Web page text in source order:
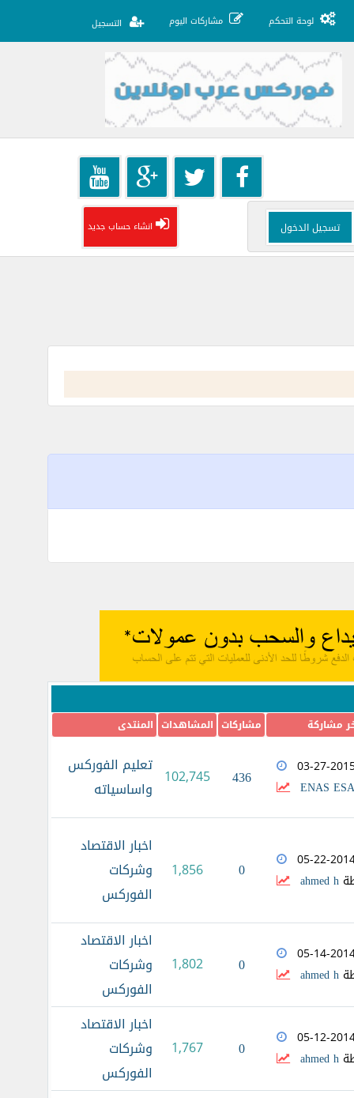
لوحة التحكم مشاركات اليوم التسجيل
انشاء حساب جديد
مشاركة مشاركات المشاهدات المنتدى
03-27-
ENAS ESA
436
102,745 تعليم الفوركس
واساسياته
05-22-
ahmed h
0
1,856
اخبار الاقتصاد
وشركات
الفوركس
05-14-
ahmed h
0
1,802
اخبار الاقتصاد
وشركات
الفوركس
05-12-
ahmed h
0
1,767
اخبار الاقتصاد
وشركات
الفوركس